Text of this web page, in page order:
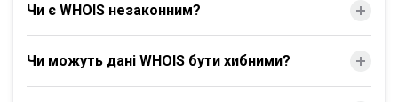
Чи є WHOIS незаконним?
Чи можуть дані WHOIS бути хибними?